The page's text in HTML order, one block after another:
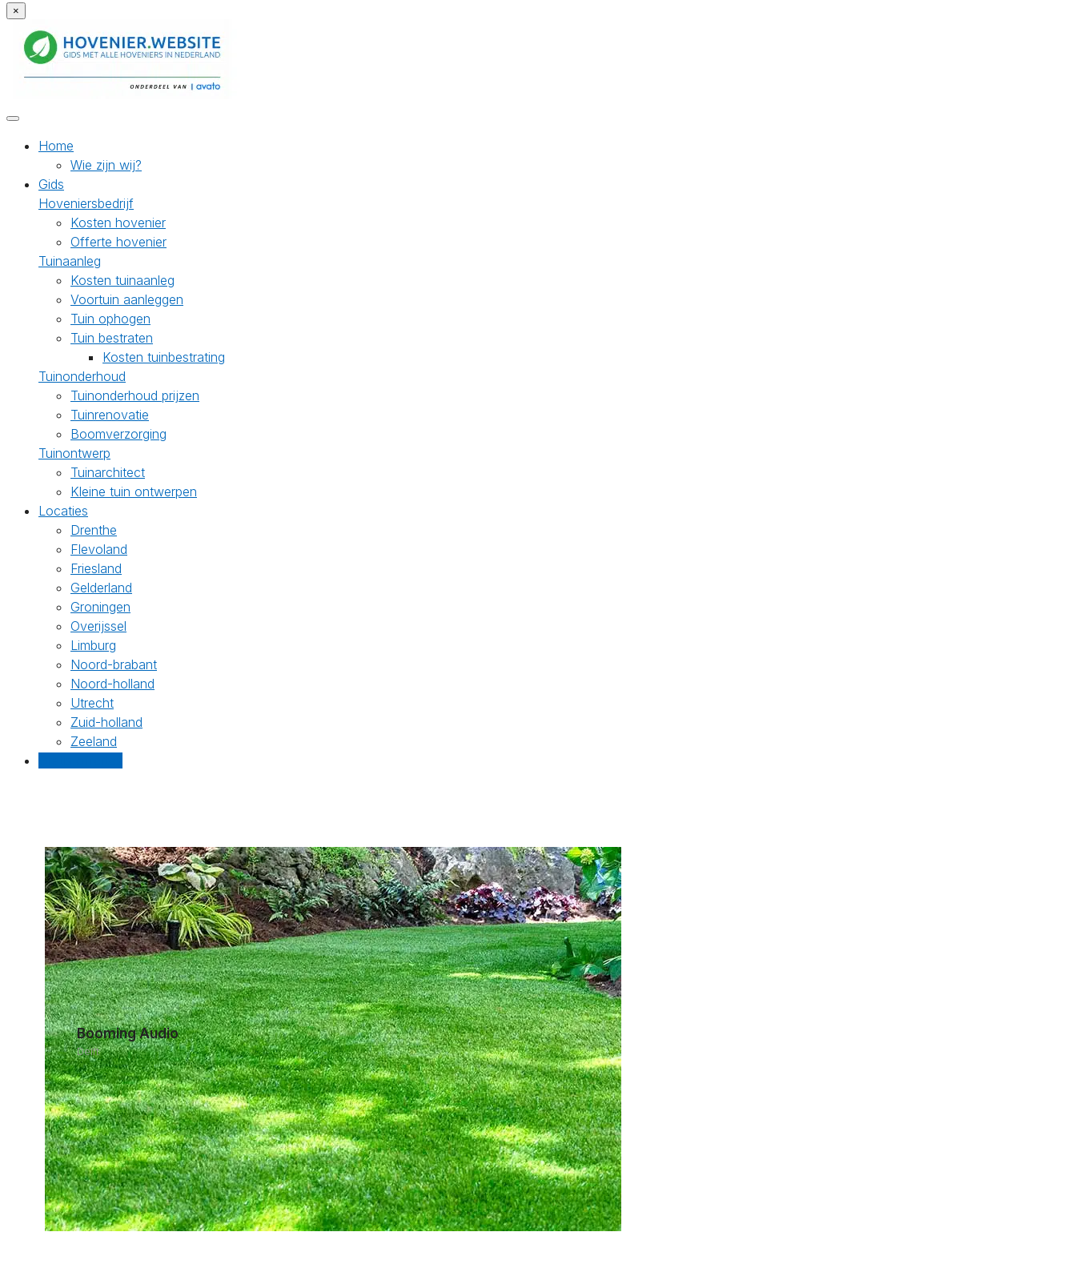
×
Home
Wie zijn wij?
Gids
Hoveniersbedrijf
Kosten hovenier
Offerte hovenier
Tuinaanleg
Kosten tuinaanleg
Voortuin aanleggen
Tuin ophogen
Tuin bestraten
Kosten tuinbestrating
Tuinonderhoud
Tuinonderhoud prijzen
Tuinrenovatie
Boomverzorging
Tuinontwerp
Tuinarchitect
Kleine tuin ontwerpen
Locaties
Drenthe
Flevoland
Friesland
Gelderland
Groningen
Overijssel
Limburg
Noord-brabant
Noord-holland
Utrecht
Zuid-holland
Zeeland
Booming Audio
Delft